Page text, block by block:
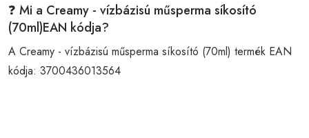
❓ Mi a Creamy - vízbázisú műsperma síkosító
(70ml)EAN kódja?
A Creamy - vízbázisú műsperma síkosító (70ml) termék EAN
kódja: 3700436013564